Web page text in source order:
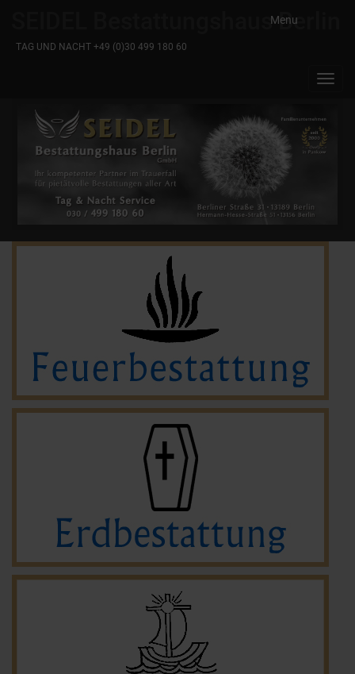
SEIDEL Bestattungshaus Berlin
TAG UND NACHT +49 (0)30 499 180 60
Menu